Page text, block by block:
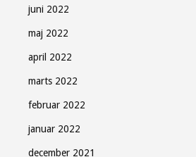
juni 2022
maj 2022
april 2022
marts 2022
februar 2022
januar 2022
december 2021